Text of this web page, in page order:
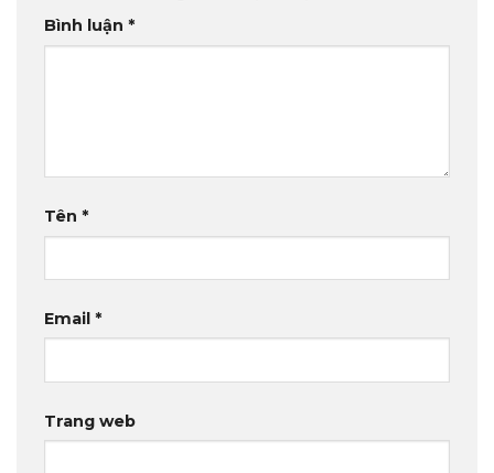
Bình luận *
Tên *
Email *
Trang web